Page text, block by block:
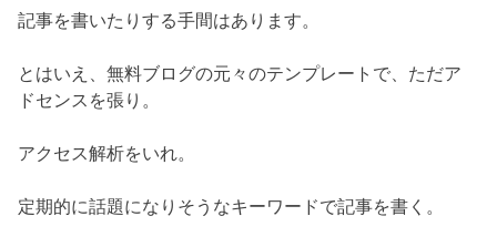
記事を書いたりする手間はあります。
とはいえ、無料ブログの元々のテンプレートで、ただア
ドセンスを張り。
アクセス解析をいれ。
定期的に話題になりそうなキーワードで記事を書く。